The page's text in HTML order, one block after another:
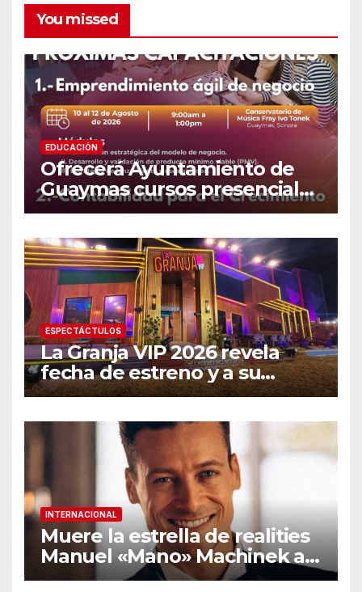
You missed
EDUCACIÓN
Ofrecerá Ayuntamiento de
Guaymas cursos presenciales
para emprendedores
ESPECTÁCTULOS
La Granja VIP 2026 revela
fecha de estreno y a su
primer famoso confirmado
INTERNACIONAL
Muere la estrella de realities
Manuel «Mano» Machinek a
los 37 años